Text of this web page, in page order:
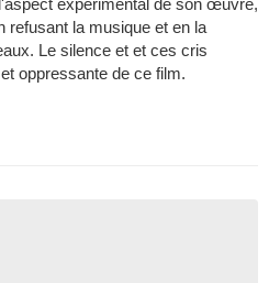
expérimental de son œuvre,
refusant la musique et en la
Le silence et et ces cris
oppressante de ce film.